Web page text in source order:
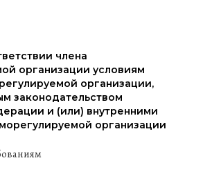
члена
организации условиям
организации,
законодательством
и (или) внутренними
организации